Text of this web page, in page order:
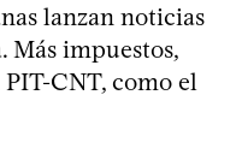
lanzan noticias
Más impuestos,
CNT, como el